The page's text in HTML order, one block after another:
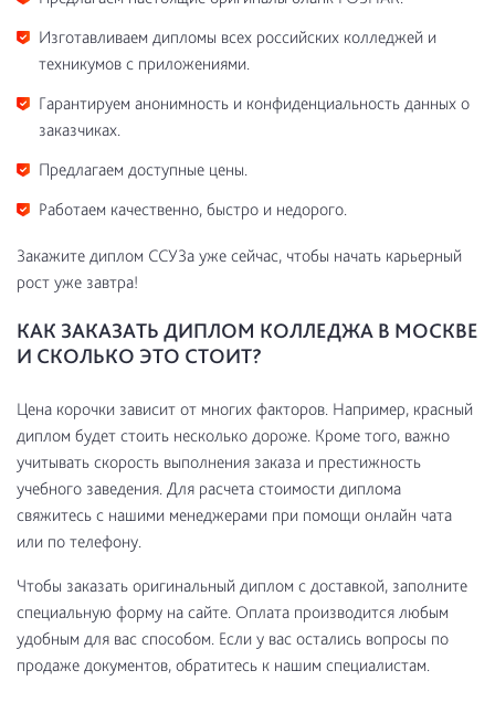
Изготавливаем дипломы всех российских колледжей и
техникумов с приложениями.
Гарантируем анонимность и конфиденциальность данных о
заказчиках.
Предлагаем доступные цены.
Работаем качественно, быстро и недорого.
Закажите диплом ССУЗа уже сейчас, чтобы начать карьерный
рост уже завтра!
КАК ЗАКАЗАТЬ ДИПЛОМ КОЛЛЕДЖА В МОСКВЕ
И СКОЛЬКО ЭТО СТОИТ?
Цена корочки зависит от многих факторов. Например, красный
диплом будет стоить несколько дороже. Кроме того, важно
учитывать скорость выполнения заказа и престижность
учебного заведения. Для расчета стоимости диплома
свяжитесь с нашими менеджерами при помощи онлайн чата
или по телефону.
Чтобы заказать оригинальный диплом с доставкой, заполните
специальную форму на сайте. Оплата производится любым
удобным для вас способом. Если у вас остались вопросы по
продаже документов, обратитесь к нашим специалистам.